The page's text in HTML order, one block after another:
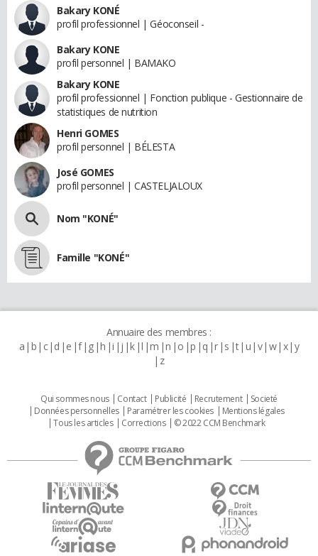
Bakary KONÉ
profil professionnel | Géoconseil -
Bakary KONE
profil personnel | BAMAKO
Bakary KONE
profil professionnel | Fonction publique - Gestionnaire de
statistiques de nutrition
Henri GOMES
profil personnel | BÉLESTA
José GOMES
profil personnel | CASTELJALOUX
Nom "KONÉ"
Famille "KONÉ"
Annuaire des membres :
a b c d e f g h i j k l m n o p q r s t u v w x y
z
Qui sommes nous Contact Publicité Recrutement
Societé
Données personnelles
Paramétrer les cookies
Mentions légales
Tous les articles
Corrections © 2022 CCM Benchmark